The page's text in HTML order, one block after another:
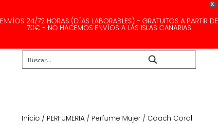
X
ENVÍOS 24/72 HORAS (DÍAS LABORABLES) - GRATUITOS A PARTIR DE
70€ - NO HACEMOS ENVÍOS A LAS ISLAS CANARIAS
Inicio / PERFUMERIA/ Perfume Mujer/ Coach Coral